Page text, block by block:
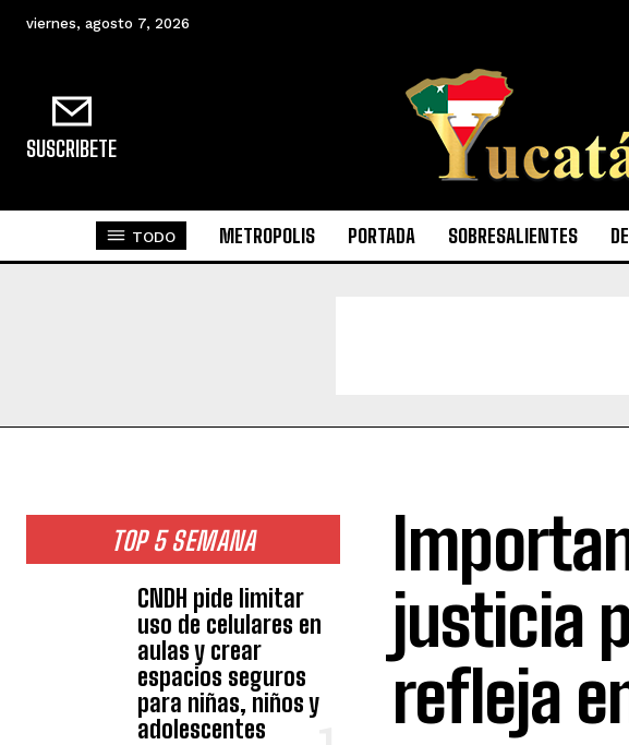
viernes, agosto 7, 2026
SUSCRIBETE
TODO METROPOLIS PORTADA SOBRESALIENTES
TOP 5 SEMANA
CNDH pide limitar
uso de celulares en
aulas y crear
espacios seguros
para niñas, niños y
adolescentes
justicia
refleja